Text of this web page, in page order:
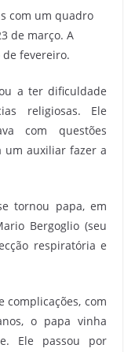
com um quadro
de março. A
fevereiro.
a ter dificuldade
religiosas. Ele
com questões
um auxiliar fazer a
tornou papa, em
Bergoglio (seu
respiratória e
complicações, com
o papa vinha
Ele passou por